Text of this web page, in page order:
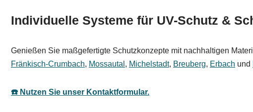
Individuelle Systeme für UV-Schutz &
Genießen Sie maßgefertigte Schutzkonzepte mit nachhaltigen
Fränkisch-Crumbach, Mossautal , Michelstadt, Breuberg, Erbach und
☎️ Nutzen Sie unser Kontaktformular.